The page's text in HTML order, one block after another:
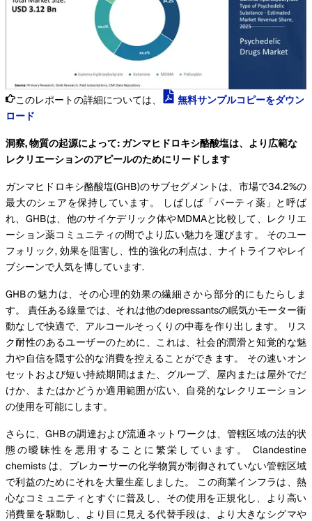
このレポートの詳細については、
無料サンプルコピーをダウン
ロード
洞察, 物質の起源によって: ガンマヒドロキシ酪酸塩は、より広範な
レクリエーションのアピールのためにリードします
ガンマヒドロキシ酪酸塩(GHB)のサブセグメントは、市場で34.2%の
最大のシェアを保持しています。 しばしば「パーティ薬」と呼ば
れ、GHBは、他のサイケデリック体やMDMAと比較して、レクリエ
ーション薬コミュニティの間でより広い魅力を運びます。 そのユー
フォリック, 効果を阻害し、性的強化の利点は、ナイトライフやレイ
ブシーンで人気を博しています.
GHBの魅力は、その心理的効果の繊細さから部分的にもたらしま
す。 責任ある線量では、それは他のdepressantsの眠気かモーター衝
動なしで快適で、アルコールそっくりの中毒を作り出します。 リス
ク耐性のあるユーザーのために、これは、社会的潤滑と知覚的な魅
力や自信を隠す公的な消費を控えることができます。 その速いオン
セットおよび短い持続期間はまた、グループ、屋内または屋外でだ
けか、またはかどうか適用範囲が広い、自発的なレクリエーション
の使用を可能にします。
さらに、GHBの調達および流通ネットワークは、管轄区域の法的状
態の曖昧性を悪用することに繁栄しています。 Clandestine
chemists は、プレカーサーの化学物質が制御されていない管轄区域
で利益のためにそれを大量生産しました。 この商業インフラは、熱
心なコミュニティとすぐに普及し、その使用を正規化し、より高い
消費量を駆動し、より目に見える代替手段は、より大きなシグマや